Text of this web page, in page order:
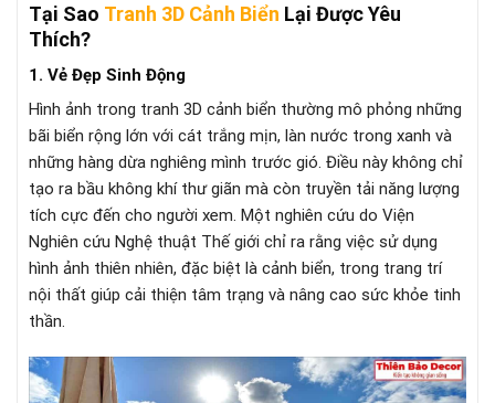
Tại Sao Tranh 3D Cảnh Biển Lại Được Yêu
Thích?
1. Vẻ Đẹp Sinh Động
Hình ảnh trong tranh 3D cảnh biển thường mô phỏng những
bãi biển rộng lớn với cát trắng mịn, làn nước trong xanh và
những hàng dừa nghiêng mình trước gió. Điều này không chỉ
tạo ra bầu không khí thư giãn mà còn truyền tải năng lượng
tích cực đến cho người xem. Một nghiên cứu do Viện
Nghiên cứu Nghệ thuật Thế giới chỉ ra rằng việc sử dụng
hình ảnh thiên nhiên, đặc biệt là cảnh biển, trong trang trí
nội thất giúp cải thiện tâm trạng và nâng cao sức khỏe tinh
thần.